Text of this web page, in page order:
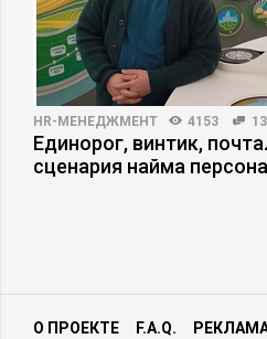
HR-МЕНЕДЖМЕНТ 4153 13
Единорог, винтик,
сценария найма
О ПРОЕКТЕ F.A.Q.